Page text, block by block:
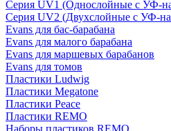
Серия UV1 (Однослойные с УФ-
Серия UV2 (Двухслойные с УФ-
Evans для бас-барабана
Evans для малого барабана
Evans для маршевых барабанов
Evans для томов
Пластики Ludwig
Пластики Megatone
Пластики Peace
Пластики REMO
Наборы пластиков REMO